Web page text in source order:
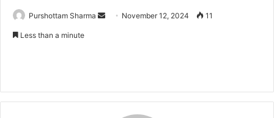
Purshottam Sharma
e
November 12, 2024 11
Less than a minute